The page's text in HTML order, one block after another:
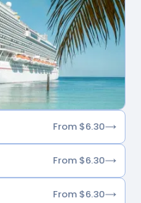
From $6.30
From $6.30
From $6.30